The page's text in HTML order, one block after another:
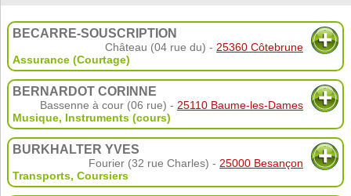
BECARRE-SOUSCRIPTION
Château (04 rue du) - 25360 Côtebrune
Assurance (Courtage)
BERNARDOT CORINNE
Bassenne à cour (06 rue) - 25110 Baume-les-Dames
Musique, Instruments (cours)
BURKHALTER YVES
Fourier (32 rue Charles) - 25000 Besançon
Transports, Coursiers